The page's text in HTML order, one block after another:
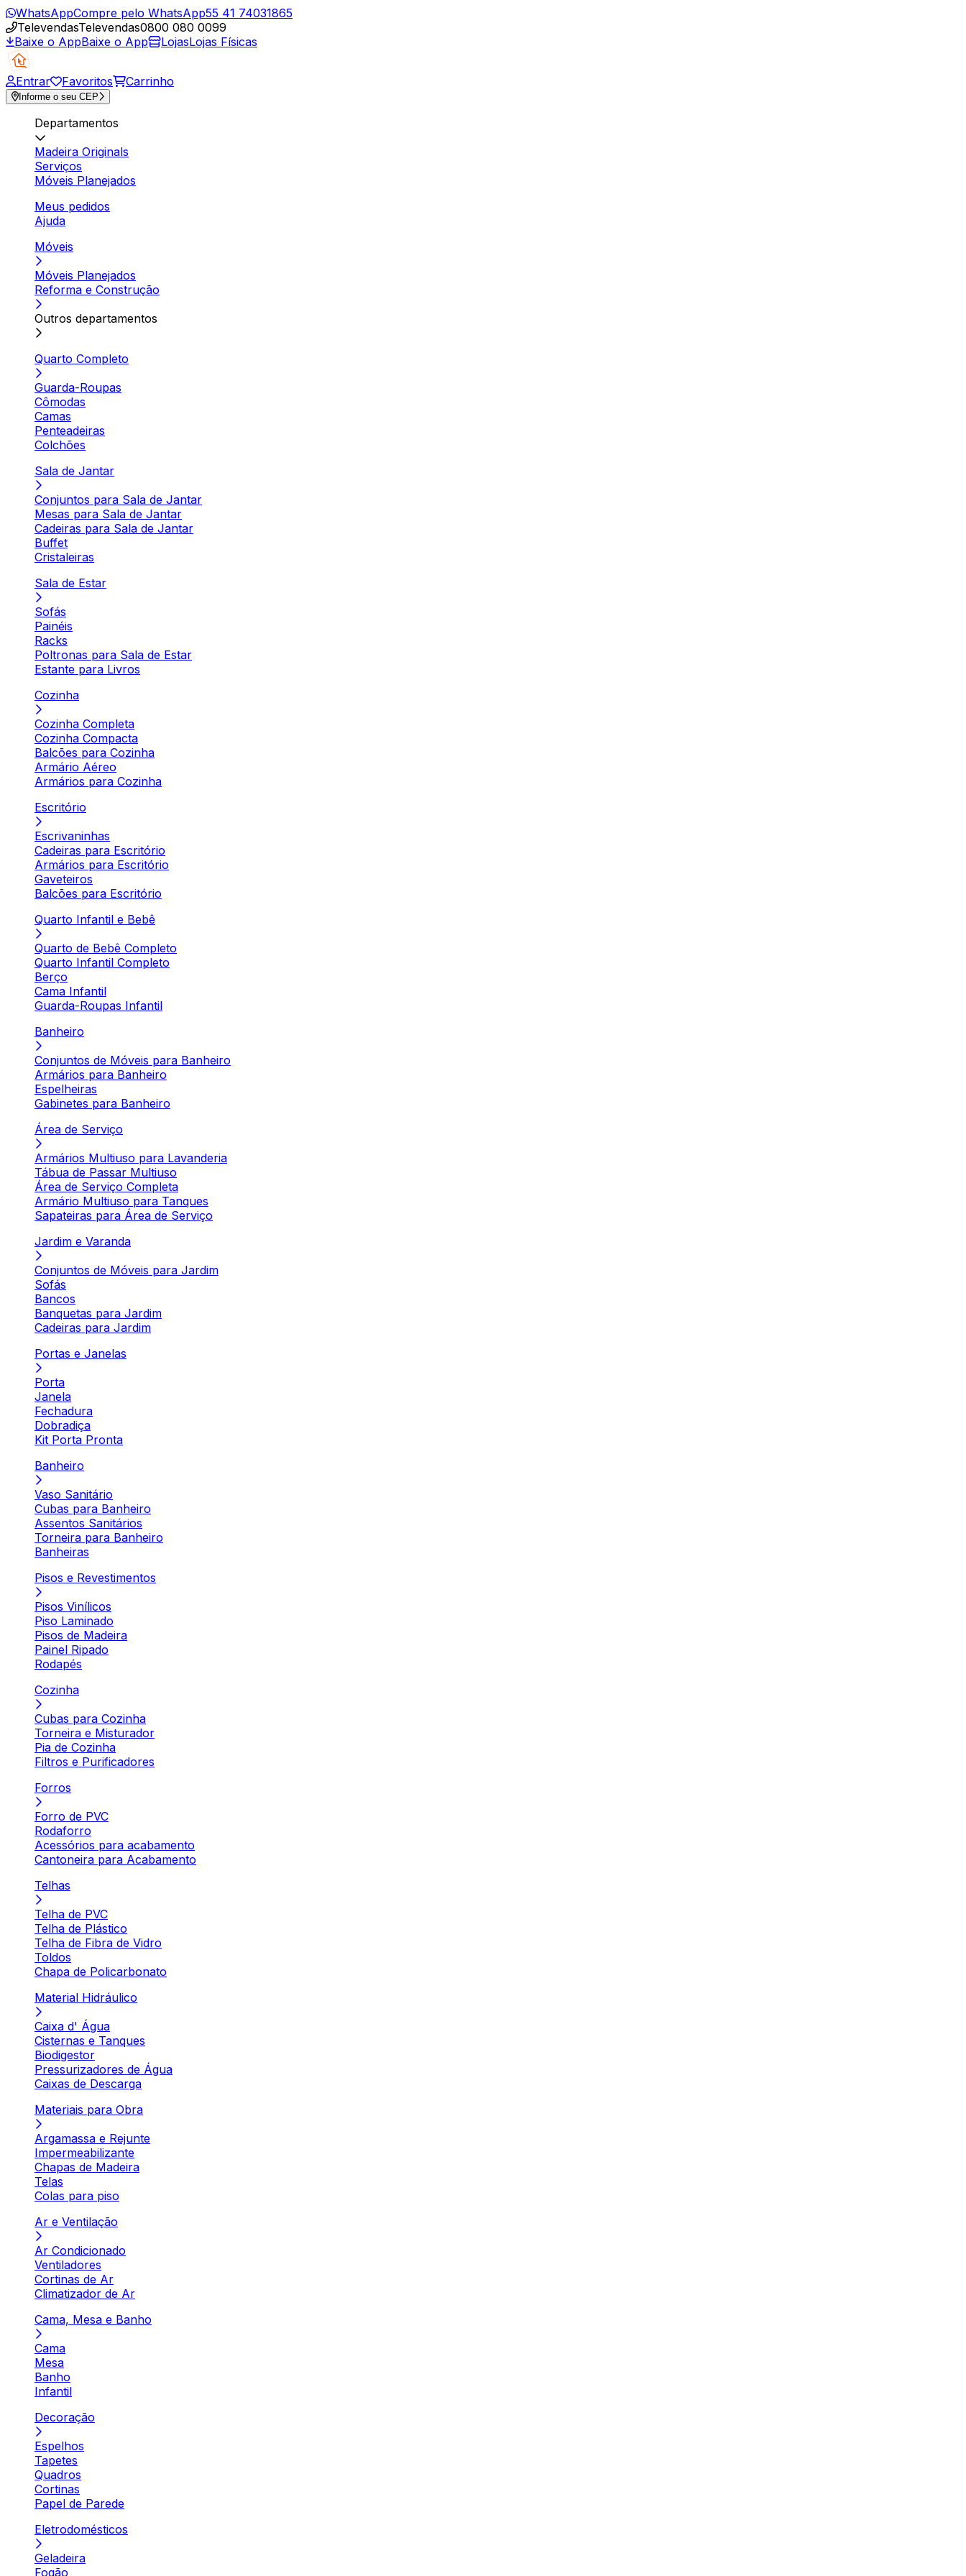
WhatsAppCompre pelo WhatsApp55 41 74031865
TelevendasTelevendas0800 080 0099
Baixe o AppBaixe o App LojasLojas Físicas
Entrar Favoritos Carrinho
Informe o seu CEP
Departamentos
Madeira Originals
Serviços
Móveis Planejados
Meus pedidos
Ajuda
Móveis
Móveis Planejados
Reforma e Construção
Outros departamentos
Quarto Completo
Guarda-Roupas
Cômodas
Camas
Penteadeiras
Colchões
Sala de Jantar
Conjuntos para Sala de Jantar
Mesas para Sala de Jantar
Cadeiras para Sala de Jantar
Buffet
Cristaleiras
Sala de Estar
Sofás
Painéis
Racks
Poltronas para Sala de Estar
Estante para Livros
Cozinha
Cozinha Completa
Cozinha Compacta
Balcões para Cozinha
Armário Aéreo
Armários para Cozinha
Escritório
Escrivaninhas
Cadeiras para Escritório
Armários para Escritório
Gaveteiros
Balcões para Escritório
Quarto Infantil e Bebê
Quarto de Bebê Completo
Quarto Infantil Completo
Berço
Cama Infantil
Guarda-Roupas Infantil
Banheiro
Conjuntos de Móveis para Banheiro
Armários para Banheiro
Espelheiras
Gabinetes para Banheiro
Área de Serviço
Armários Multiuso para Lavanderia
Tábua de Passar Multiuso
Área de Serviço Completa
Armário Multiuso para Tanques
Sapateiras para Área de Serviço
Jardim e Varanda
Conjuntos de Móveis para Jardim
Sofás
Bancos
Banquetas para Jardim
Cadeiras para Jardim
Portas e Janelas
Porta
Janela
Fechadura
Dobradiça
Kit Porta Pronta
Banheiro
Vaso Sanitário
Cubas para Banheiro
Assentos Sanitários
Torneira para Banheiro
Banheiras
Pisos e Revestimentos
Pisos Vinílicos
Piso Laminado
Pisos de Madeira
Painel Ripado
Rodapés
Cozinha
Cubas para Cozinha
Torneira e Misturador
Pia de Cozinha
Filtros e Purificadores
Forros
Forro de PVC
Rodaforro
Acessórios para acabamento
Cantoneira para Acabamento
Telhas
Telha de PVC
Telha de Plástico
Telha de Fibra de Vidro
Toldos
Chapa de Policarbonato
Material Hidráulico
Caixa d' Água
Cisternas e Tanques
Biodigestor
Pressurizadores de Água
Caixas de Descarga
Materiais para Obra
Argamassa e Rejunte
Impermeabilizante
Chapas de Madeira
Telas
Colas para piso
Ar e Ventilação
Ar Condicionado
Ventiladores
Cortinas de Ar
Climatizador de Ar
Cama, Mesa e Banho
Cama
Mesa
Banho
Infantil
Decoração
Espelhos
Tapetes
Quadros
Cortinas
Papel de Parede
Eletrodomésticos
Geladeira
Fogão